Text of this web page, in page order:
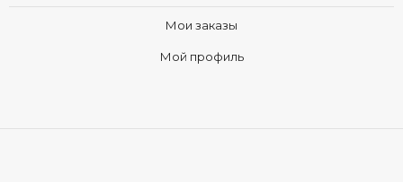
Мои заказы
Мой профиль